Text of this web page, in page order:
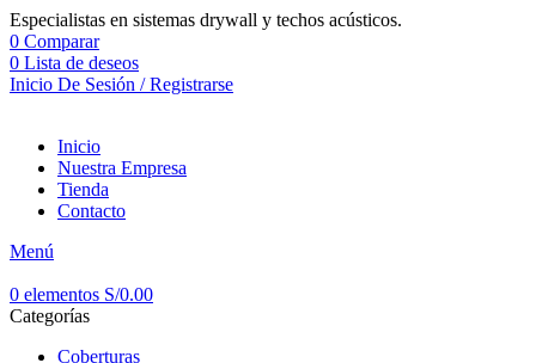
Especialistas en sistemas drywall y techos acústicos.
0 Comparar
0 Lista de deseos
Inicio De Sesión / Registrarse
Inicio
Nuestra Empresa
Tienda
Contacto
Menú
0 elementos S/0.00
Categorías
Coberturas